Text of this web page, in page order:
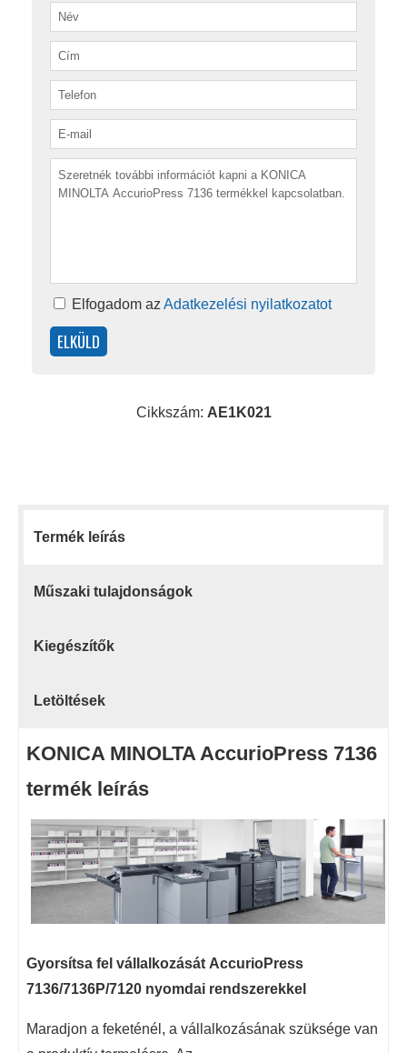
Elfogadom az Adatkezelési nyilatkozatot
Cikkszám: AE1K021
Termék leírás
Műszaki tulajdonságok
Kiegészítők
Letöltések
KONICA MINOLTA AccurioPress 7136
termék leírás
Gyorsítsa fel vállalkozását AccurioPress
7136/7136P/7120 nyomdai rendszerekkel
Maradjon a feketénél, a vállalkozásának szüksége van